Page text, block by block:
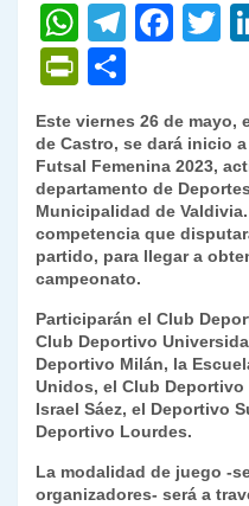
W
h
at
s
A
p
p
T
gr
a
m
F
e
b
o
o
T
P
ri
nt
Fr
ie
n
dl
y
o
m
p
ar
tir
Este viernes 26 de mayo,
de Castro, se dará inicio
Futsal Femenina 2023,
departamento de
Municipalidad de
competencia que
partido, para llegar a
campeonato.
Participarán el Club
Club Deportivo
Deportivo Milán, la
Unidos, el Club Deportivo
Israel Sáez, el Deportivo
Deportivo Lourdes.
La modalidad de juego -
organizadores- será a